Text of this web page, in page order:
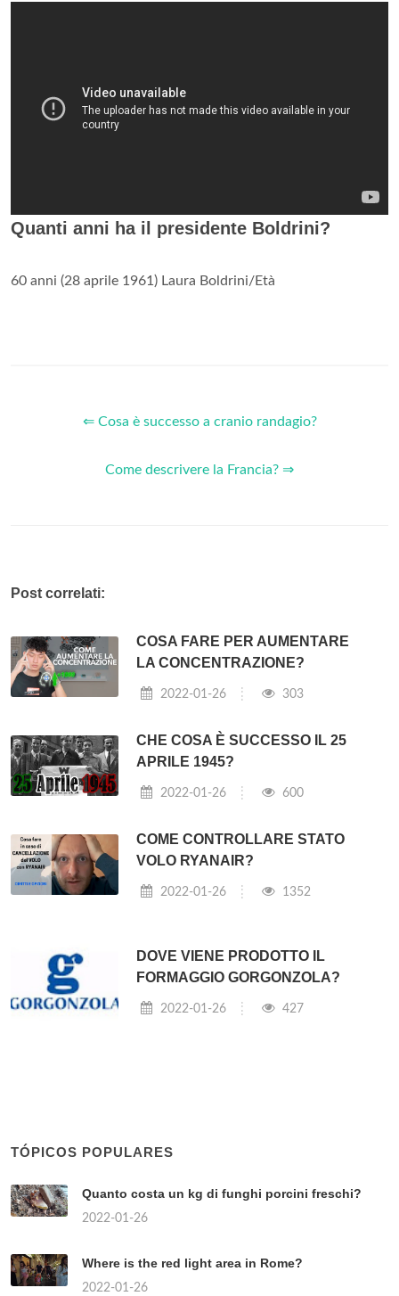
Quanti anni ha il presidente Boldrini?
60 anni (28 aprile 1961) Laura Boldrini/Età
⇐ Cosa è successo a cranio randagio?
Come descrivere la Francia? ⇒
Post correlati:
COSA FARE PER AUMENTARE
LA CONCENTRAZIONE?
2022-01-26 303
CHE COSA È SUCCESSO IL 25
APRILE 1945?
2022-01-26 600
COME CONTROLLARE STATO
VOLO RYANAIR?
2022-01-26 1352
DOVE VIENE PRODOTTO IL
FORMAGGIO GORGONZOLA?
2022-01-26 427
TÓPICOS POPULARES
Quanto costa un kg di funghi porcini freschi?
2022-01-26
Where is the red light area in Rome?
2022-01-26